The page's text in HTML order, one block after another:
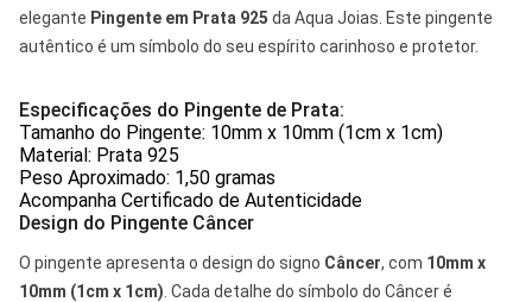
elegante Pingente em Prata 925 da Aqua Joias. Este pingente
autêntico é um símbolo do seu espírito carinhoso e protetor.
Especificações do Pingente de Prata:
Tamanho do Pingente: 10mm x 10mm (1cm x 1cm)
Material: Prata 925
Peso Aproximado: 1,50 gramas
Acompanha Certificado de Autenticidade
Design do Pingente Câncer
O pingente apresenta o design do signo Câncer, com 10mm x
10mm (1cm x 1cm) . Cada detalhe do símbolo do Câncer é